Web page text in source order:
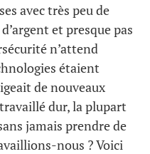
avec très peu de
et presque pas
n’attend
étaient
de nouveaux
dur, la plupart
jamais prendre de
nous ? Voici